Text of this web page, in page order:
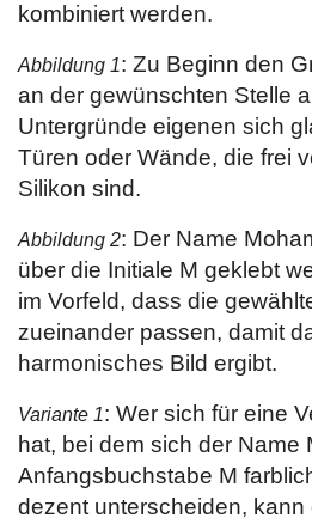
kombiniert werden.
Abbildung 1: Zu Beginn den
an der gewünschten Stelle
Untergründe eigenen sich
Türen oder Wände, die frei
Silikon sind.
Abbildung 2: Der Name
über die Initiale M geklebt
im Vorfeld, dass die
zueinander passen, damit
harmonisches Bild ergibt.
Variante 1: Wer sich für eine
hat, bei dem sich der Name
Anfangsbuchstabe M
dezent unterscheiden, kann